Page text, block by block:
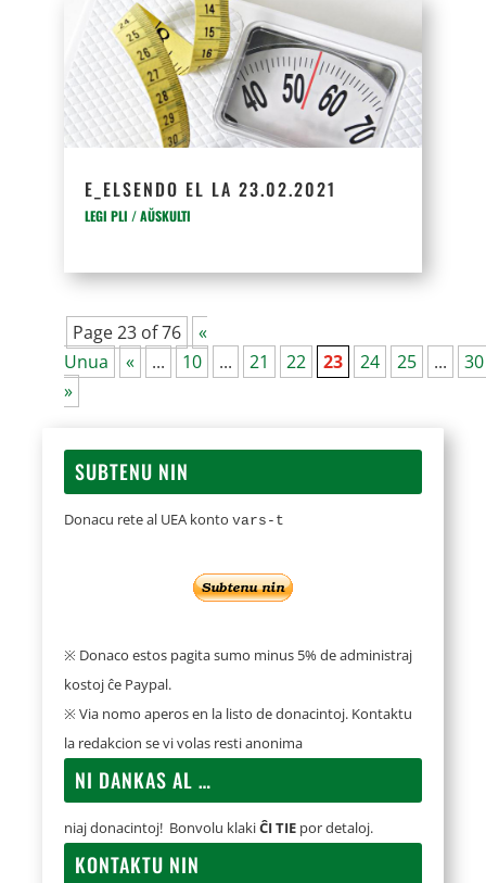
E_ELSENDO EL LA 23.02.2021
LEGI PLI / AŬSKULTI
Page 23 of 76
«
Unua
« ... 10 ... 21 22 23 24 25 ...
30
»
SUBTENU NIN
Donacu rete al UEA kontovars-t
※ Donaco estos pagita sumo minus 5% de administraj
kostoj ĉe Paypal.
※ Via nomo aperos en la listo de donacintoj. Kontaktu
la redakcion se vi volas resti anonima
NI DANKAS AL …
niaj donacintoj! Bonvolu klakiĈI TIE por detaloj.
KONTAKTU NIN